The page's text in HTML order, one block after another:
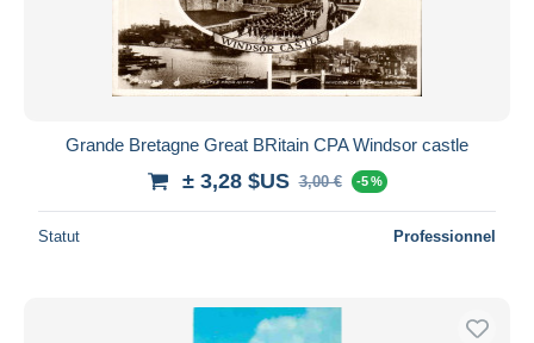
Grande Bretagne Great BRitain CPA Windsor castle
± 3,28 $US 3,00 € -5 %
Statut Professionnel